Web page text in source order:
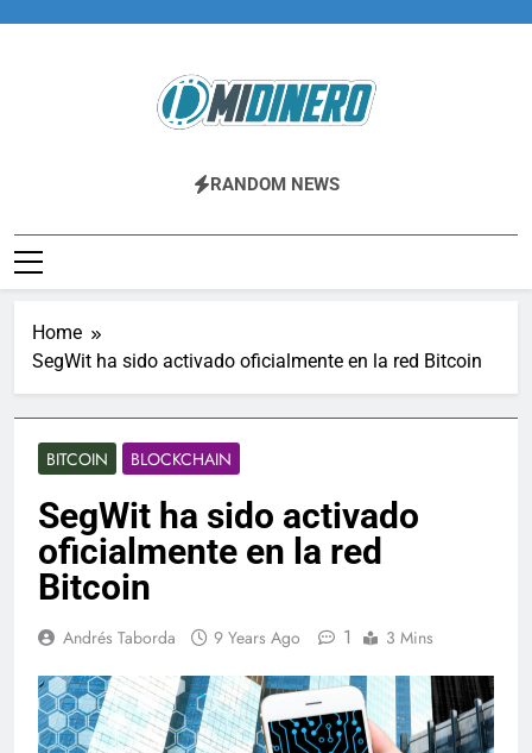
Midinero.co
Fintech, Criptomonedas
RANDOM NEWS
Home
SegWit ha sido activado oficialmente en la red Bitcoin
BITCOIN BLOCKCHAIN
SegWit ha sido activado
oficialmente en la red
Bitcoin
Andrés Taborda 9 Years Ago 1 3 Mins